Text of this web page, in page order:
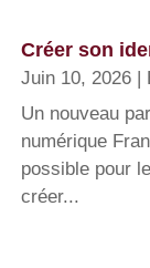
Créer son
Juin 10, 2026 |
Un nouveau
numérique
possible pour
créer...